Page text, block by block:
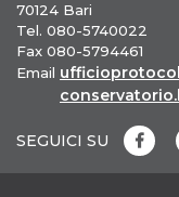
70124 Bari
Tel. 080-5740022
Fax 080-5794461
Email
SEGUICI SU